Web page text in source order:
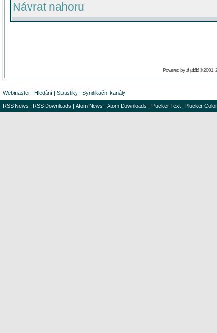
Návrat nahoru
Powered byphpBB© 2001,
Webmaster | Hledání | Statistiky | Syndikační kanály
RSS News | RSS Downloads | Atom News | Atom Downloads | Plucker Text | Plucker Color